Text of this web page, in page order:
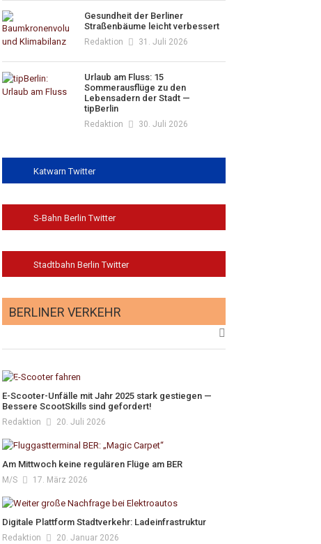
Gesundheit der Berliner
Straßenbäume leicht verbessert
Redaktion 31. Juli 2026
Urlaub am Fluss: 15
Sommerausflüge zu den
Lebensadern der Stadt —
tipBerlin
Redaktion 30. Juli 2026
Katwarn Twitter
S-Bahn Berlin Twitter
Stadtbahn Berlin Twitter
BERLINER VERKEHR
E-Scooter-Unfälle mit Jahr 2025 stark gestiegen —
Bessere ScootSkills sind gefordert!
Redaktion 20. Juli 2026
Am Mittwoch keine regulären Flüge am BER
M/s 17. März 2026
Digitale Plattform Stadtverkehr: Ladeinfrastruktur
Redaktion 20. Januar 2026